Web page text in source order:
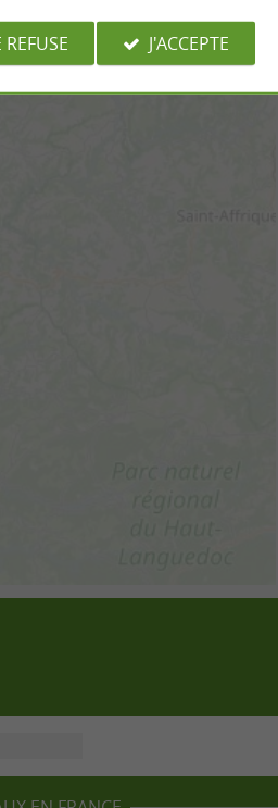
REFUSE J'ACCEPTE